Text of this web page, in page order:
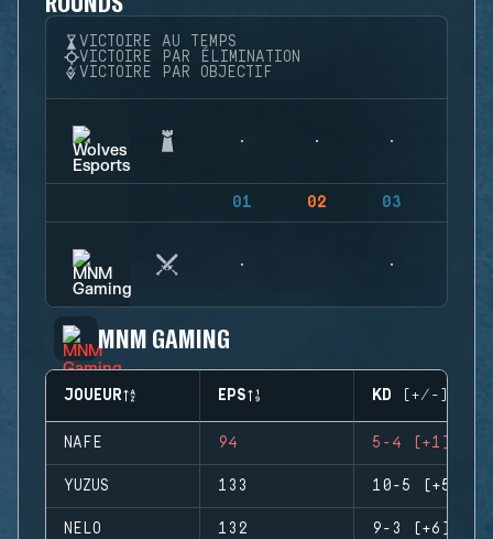
VICTOIRE AU TEMPS
VICTOIRE PAR ÉLIMINATION
VICTOIRE PAR OBJECTIF
01 02 03
MNM GAMING
JOUEUR EPS KD (+/-)
NAFE 94 5-4 (+1)
YUZUS 133 10-5 (+5)
NELO 132 9-3 (+6)